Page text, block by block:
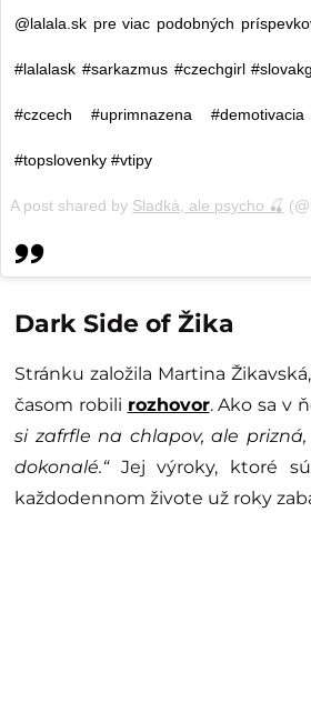
@lalala.sk pre viac podobných
#lalalask #sarkazmus #czechgirl
#czcech #uprimnazena
#topslovenky #vtipy
A post shared by Sladká, ale psycho 🍒
Dark Side of Žika
Stránku založila Martina
časom robili rozhovor. Ako sa v
si zafrfle na chlapov, ale
dokonalé.“Jej výroky, ktoré
každodennom živote už roky